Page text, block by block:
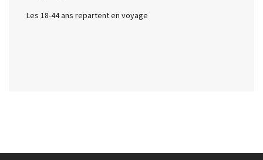
Les 18-44 ans repartent en voyage